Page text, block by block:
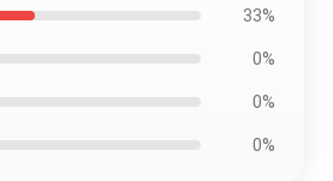
33%
0%
0%
0%